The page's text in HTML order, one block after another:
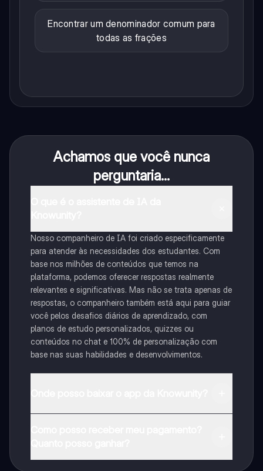
Encontrar um denominador comum para
todas as frações
Achamos que você nunca
perguntaria...
Nosso companheiro de IA foi criado especificamente
para atender às necessidades dos estudantes. Com
base nos milhões de conteúdos que temos na
plataforma, podemos oferecer respostas realmente
relevantes e significativas. Mas não se trata apenas de
respostas, o companheiro também está aqui para guiar
você pelos desafios diários de aprendizado, com
planos de estudo personalizados, quizzes ou
conteúdos no chat e 100% de personalização com
base nas suas habilidades e desenvolvimentos.